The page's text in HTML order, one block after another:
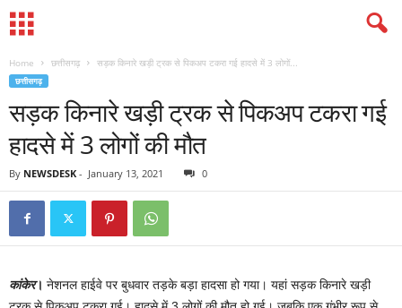
Home छत्तीसगढ़ सड़क किनारे खड़ी ट्रक से पिकअप टकरा गई हादसे में 3 लोगों...
छत्तीसगढ़
सड़क किनारे खड़ी ट्रक से पिकअप टकरा गई
हादसे में 3 लोगों की मौत
By NEWSDESK - January 13, 2021 0
कांकेर। नेशनल हाईवे पर बुधवार तड़के बड़ा हादसा हो गया। यहां सड़क किनारे खड़ी